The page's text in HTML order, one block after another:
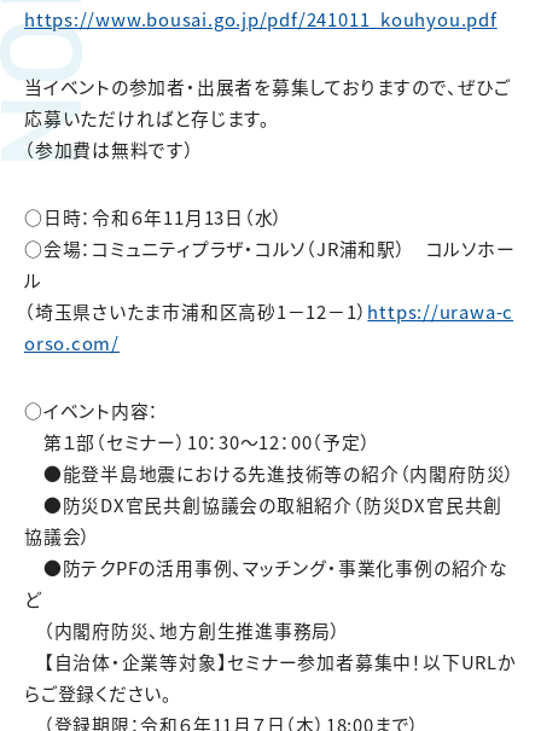
https://www.bousai.go.jp/pdf/241011_kouhyou.pdf
当イベントの参加者・出展者を募集しておりますので、ぜひご
応募いただければと存じます。
（参加費は無料です）
○日時：令和６年11月13日（水）
○会場：コミュニティプラザ・コルソ（JR浦和駅） コルソホー
ル
（埼玉県さいたま市浦和区高砂1－12－1） https://urawa-c
orso.com/
○イベント内容：
第１部（セミナー）10：30～12：00（予定）
●能登半島地震における先進技術等の紹介（内閣府防災）
●防災DX官民共創協議会の取組紹介（防災DX官民共創
協議会）
●防テクPFの活用事例、マッチング・事業化事例の紹介な
ど
（内閣府防災、地方創生推進事務局）
【自治体・企業等対象】セミナー参加者募集中！以下URLか
らご登録ください。
（登録期限：令和６年11月７日（木）18:00まで）